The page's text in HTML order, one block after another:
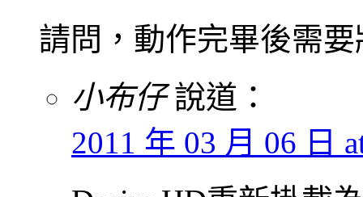
請問，動作完畢後需要
小布仔 說道：
2011 年 03 月 06 日